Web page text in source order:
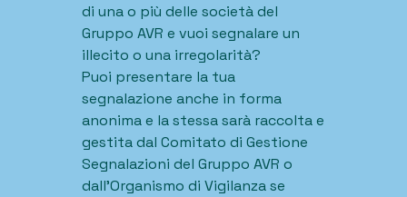
di una o più delle società del
Gruppo AVR e vuoi segnalare un
illecito o una irregolarità?
Puoi presentare la tua
segnalazione anche in forma
anonima e la stessa sarà raccolta e
gestita dal Comitato di Gestione
Segnalazioni del Gruppo AVR o
dall’Organismo di Vigilanza se